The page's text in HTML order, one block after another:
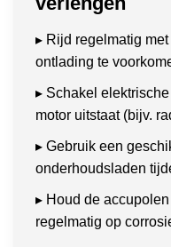
▸ Rijd regelmatig
ontlading te
▸ Schakel
motor uitstaat (bijv.
▸ Gebruik een
onderhoudsladen
▸ Houd de
regelmatig op